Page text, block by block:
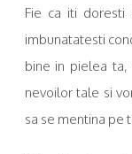
Fie ca iti
imbunatatesti
bine in pielea
nevoilor tale si
sa se mentina pe